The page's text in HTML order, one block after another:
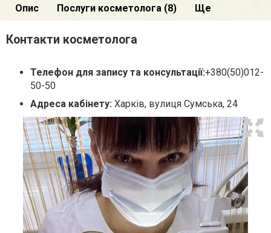
Опис Послуги косметолога (8) Ще
Контакти косметолога
Телефон для запису та консультації:+380(50)012-
50-50
Адреса кабінету: Харків, вулиця Сумська, 24